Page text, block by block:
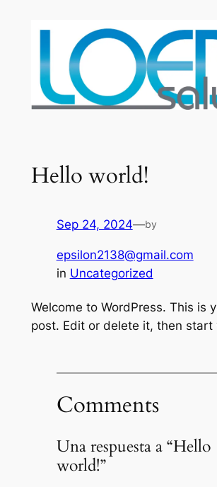
Hello world!
Sep 24, 2024—by
epsilon2138@gmail.com
in Uncategorized
Welcome to WordPress. This is
post. Edit or delete it, then start
Comments
Una respuesta a “Hello
world!”